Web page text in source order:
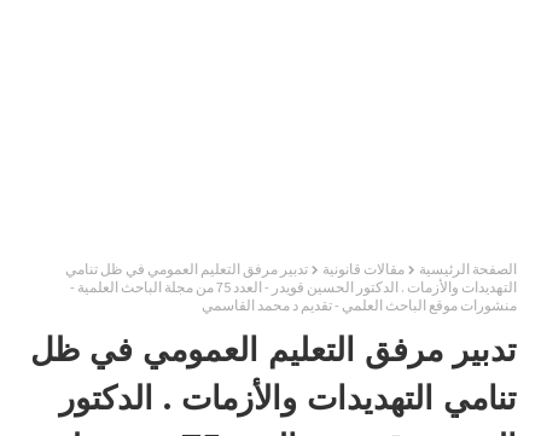
الصفحة الرئيسية مقالات قانونية
تدبير مرفق التعليم العمومي في ظل تنامي
التهديدات والأزمات . الدكتور الحسين قويدر - العدد 75 من مجلة الباحث العلمية -
منشورات موقع الباحث العلمي - تقديم د محمد القاسمي
تدبير مرفق التعليم العمومي في ظل
تنامي التهديدات والأزمات . الدكتور